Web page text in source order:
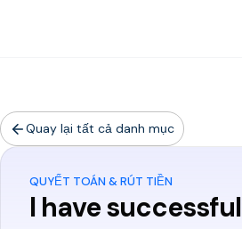
Quay lại tất cả danh mục
QUYẾT TOÁN & RÚT TIỀN
I have successful